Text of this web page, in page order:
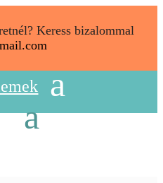
Keress bizalommal